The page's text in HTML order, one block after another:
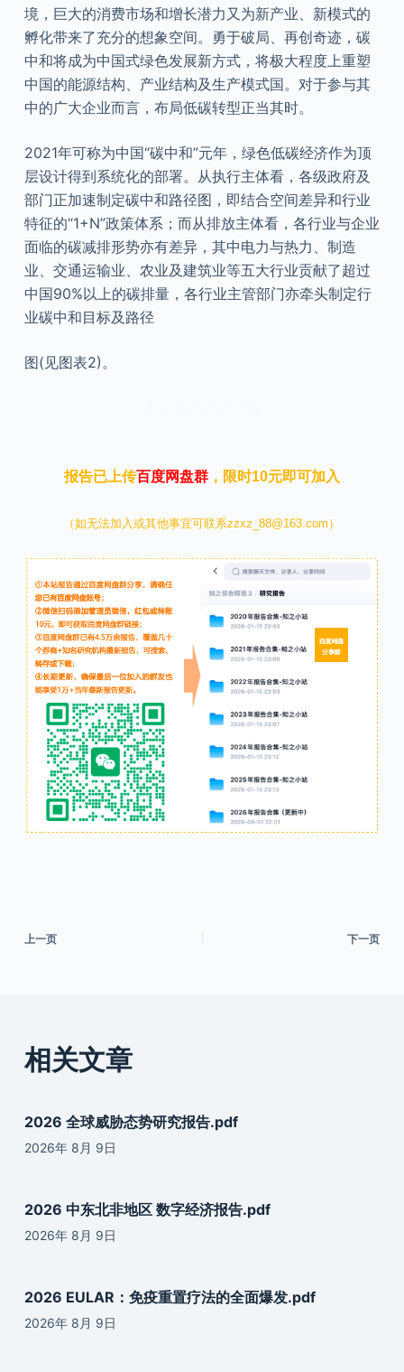
境，巨大的消费市场和增长潜力又为新产业、新模式的
孵化带来了充分的想象空间。勇于破局、再创奇迹，碳
中和将成为中国式绿色发展新方式，将极大程度上重塑
中国的能源结构、产业结构及生产模式国。对于参与其
中的广大企业而言，布局低碳转型正当其时。
2021年可称为中国“碳中和”元年，绿色低碳经济作为顶
层设计得到系统化的部署。从执行主体看，各级政府及
部门正加速制定碳中和路径图，即结合空间差异和行业
特征的“1+N”政策体系；而从排放主体看，各行业与企业
面临的碳减排形势亦有差异，其中电力与热力、制造
业、交通运输业、农业及建筑业等五大行业贡献了超过
中国90%以上的碳排量，各行业主管部门亦牵头制定行
业碳中和目标及路径
图(见图表2)。
报告已上传百度网盘群，限时10元即可加入
（如无法加入或其他事宜可联系zzxz_88@163.com）
上一页 下一页
相关文章
2026 全球威胁态势研究报告.pdf
2026年 8月 9日
2026 中东北非地区 数字经济报告.pdf
2026年 8月 9日
2026 EULAR：免疫重置疗法的全面爆发.pdf
2026年 8月 9日